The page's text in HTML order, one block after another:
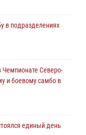
в подразделениях
Чемпионате Северо-
и боевому самбо в
единый день